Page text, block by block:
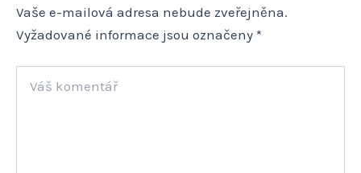
Vaše e-mailová adresa nebude zveřejněna.
Vyžadované informace jsou označeny *
komentář